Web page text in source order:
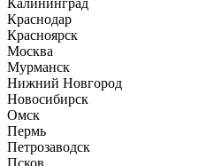
Калининград
Краснодар
Красноярск
Москва
Мурманск
Нижний Новгород
Новосибирск
Омск
Пермь
Петрозаводск
Псков